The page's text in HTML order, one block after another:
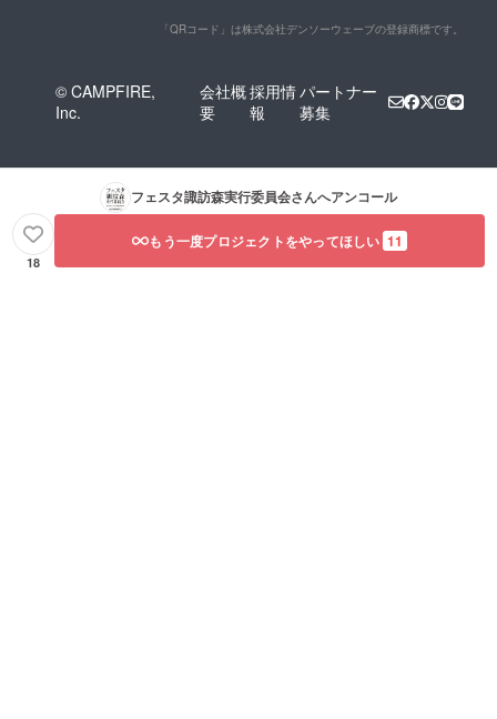
「QRコード」は株式会社デンソーウェーブの登録商標です。
© CAMPFIRE,
Inc.
会社概
要
採用情
報
パートナー
募集
フェスタ諏訪森実行委員会さんへアンコール
18
もう一度プロジェクトをやってほしい 11